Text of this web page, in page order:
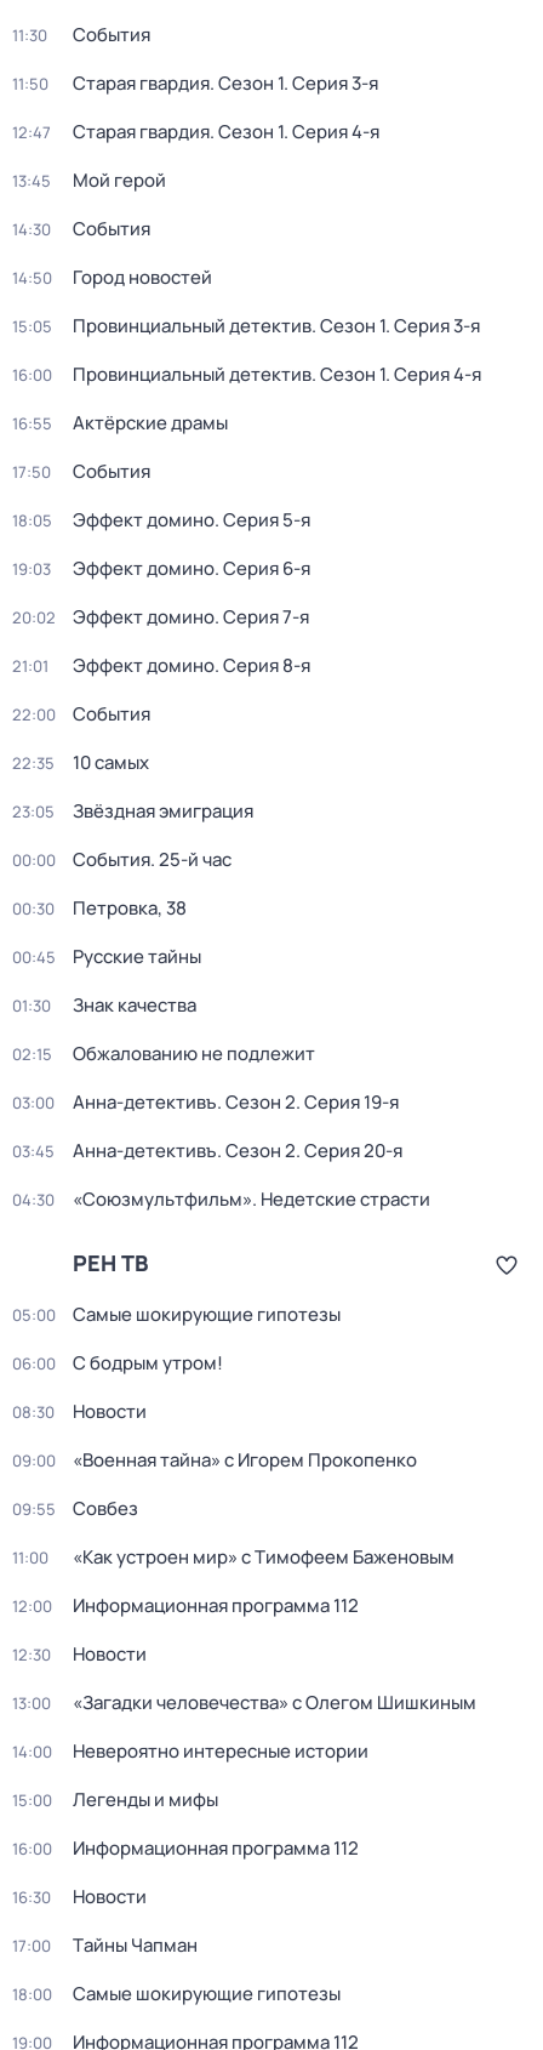
11:30 События
11:50 Старая гвардия. Сезон 1. Серия 3-я
12:47 Старая гвардия. Сезон 1. Серия 4-я
13:45 Мой герой
14:30 События
14:50 Город новостей
15:05 Провинциальный детектив. Сезон 1. Серия 3-я
16:00 Провинциальный детектив. Сезон 1. Серия 4-я
16:55 Актёрские драмы
17:50 События
18:05 Эффект домино. Серия 5-я
19:03 Эффект домино. Серия 6-я
20:02 Эффект домино. Серия 7-я
21:01 Эффект домино. Серия 8-я
22:00 События
22:35 10 самых
23:05 Звёздная эмиграция
00:00 События. 25-й час
00:30 Петровка, 38
00:45 Русские тайны
01:30 Знак качества
02:15 Обжалованию не подлежит
03:00 Анна-детективъ. Сезон 2. Серия 19-я
03:45 Анна-детективъ. Сезон 2. Серия 20-я
04:30 «Союзмультфильм». Недетские страсти
РЕН ТВ
05:00 Самые шoкиpующие гипотезы
06:00 С бодрым утром!
08:30 Новости
09:00 «Военная тайна» с Игорем Прокопенко
09:55 Совбез
11:00 «Как устроен мир» с Тимофеем Баженовым
12:00 Информационная программа 112
12:30 Новости
13:00 «Загадки человечества» с Олегом Шишкиным
14:00 Невероятно интересные истории
15:00 Легенды и мифы
16:00 Информационная программа 112
16:30 Новости
17:00 Тaйны Чапман
18:00 Самые шoкиpующие гипотезы
19:00 Информационная программа 112